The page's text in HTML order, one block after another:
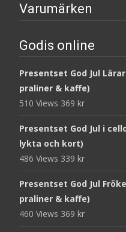
Varumärken
Godis online
Presentset God Jul
praliner & kaffe)
510 Views 369 kr
Presentset God Jul i
lykta och kort)
486 Views 339 kr
Presentset God Jul
praliner & kaffe)
460 Views 369 kr